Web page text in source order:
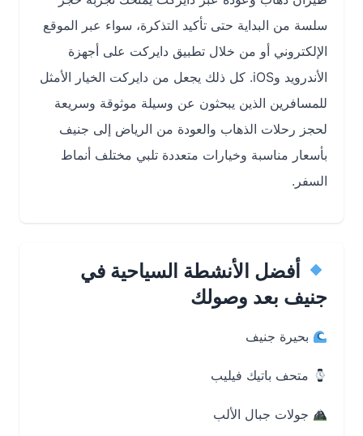
سلسة من البداية حتى تأكيد التذكرة، سواء عبر الموقع
الإلكتروني أو من خلال تطبيق دايركت على أجهزة
الأندرويد وiOS. كل ذلك يجعل من دايركت الخيار الأمثل
للمسافرين الذين يبحثون عن وسيلة موثوقة وسريعة
لحجز رحلات الذهاب والعودة من الرياض إلى جنيف
بأسعار مناسبة وخيارات متعددة تلبي مختلف أنماط
السفر.
أفضل الأنشطة السياحية في
جنيف بعد وصولك
بحيرة جنيف
متحف باتيك فيليب
جولات جبال الألب